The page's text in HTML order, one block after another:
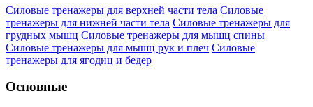
Силовые тренажеры для верхней части тела Силовые
тренажеры для нижней части тела Силовые тренажеры для
грудных мышц Силовые тренажеры для мышц спины
Силовые тренажеры для мышц рук и плеч Силовые
тренажеры для ягодиц и бедер
Основные